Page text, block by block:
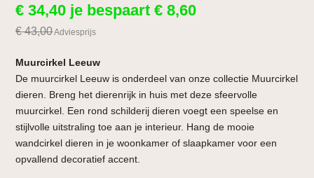
€ 34,40 je bespaart€ 8,60
€43,00Adviesprijs
Muurcirkel Leeuw
De muurcirkel Leeuw is onderdeel van onze collectie Muurcirkel
dieren. Breng het dierenrijk in huis met deze sfeervolle
muurcirkel. Een rond schilderij dieren voegt een speelse en
stijlvolle uitstraling toe aan je interieur. Hang de mooie
wandcirkel dieren in je woonkamer of slaapkamer voor een
opvallend decoratief accent.